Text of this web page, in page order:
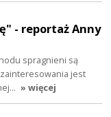
- reportaż Anny
spragnieni są
jest
» więcej